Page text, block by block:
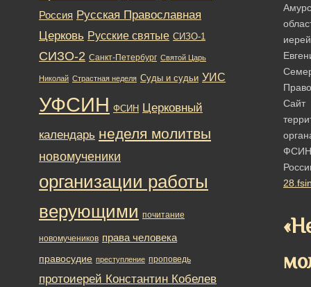
иерей
Сайт
ФСИН
Россия Русская Православная
Церковь Русские святые СИЗО-1
СИЗО-2 Санкт-Петербург Святой Царь
Николай Страстная неделя Суды и судьи УИС
УФСИН ФСИН Церковный
календарь неделя молитвы
новомученики
организации работы
верующими почитание
новомучеников права человека
правосудие преступление проповедь
протоиерей Константин Кобелев